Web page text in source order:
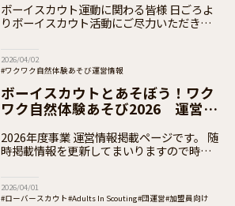
ボーイスカウト運動に関わる皆様 日ごろよ
りボーイスカウト活動にご尽力いただきあり
2026/04/02
#ワクワク自然体験あそび運営情報
#日本連盟事業（通年・季節事業）
#加盟員向け
ボーイスカウトとあそぼう！ワク
ワク自然体験あそび2026 運営情
2026年度事業 運営情報掲載ページです。 随
時掲載情報を更新してまいりますので時折の
活動を提供しつつ、
2026/04/01
#ローバースカウト#Adults In Scouting#団運営#加盟員向け